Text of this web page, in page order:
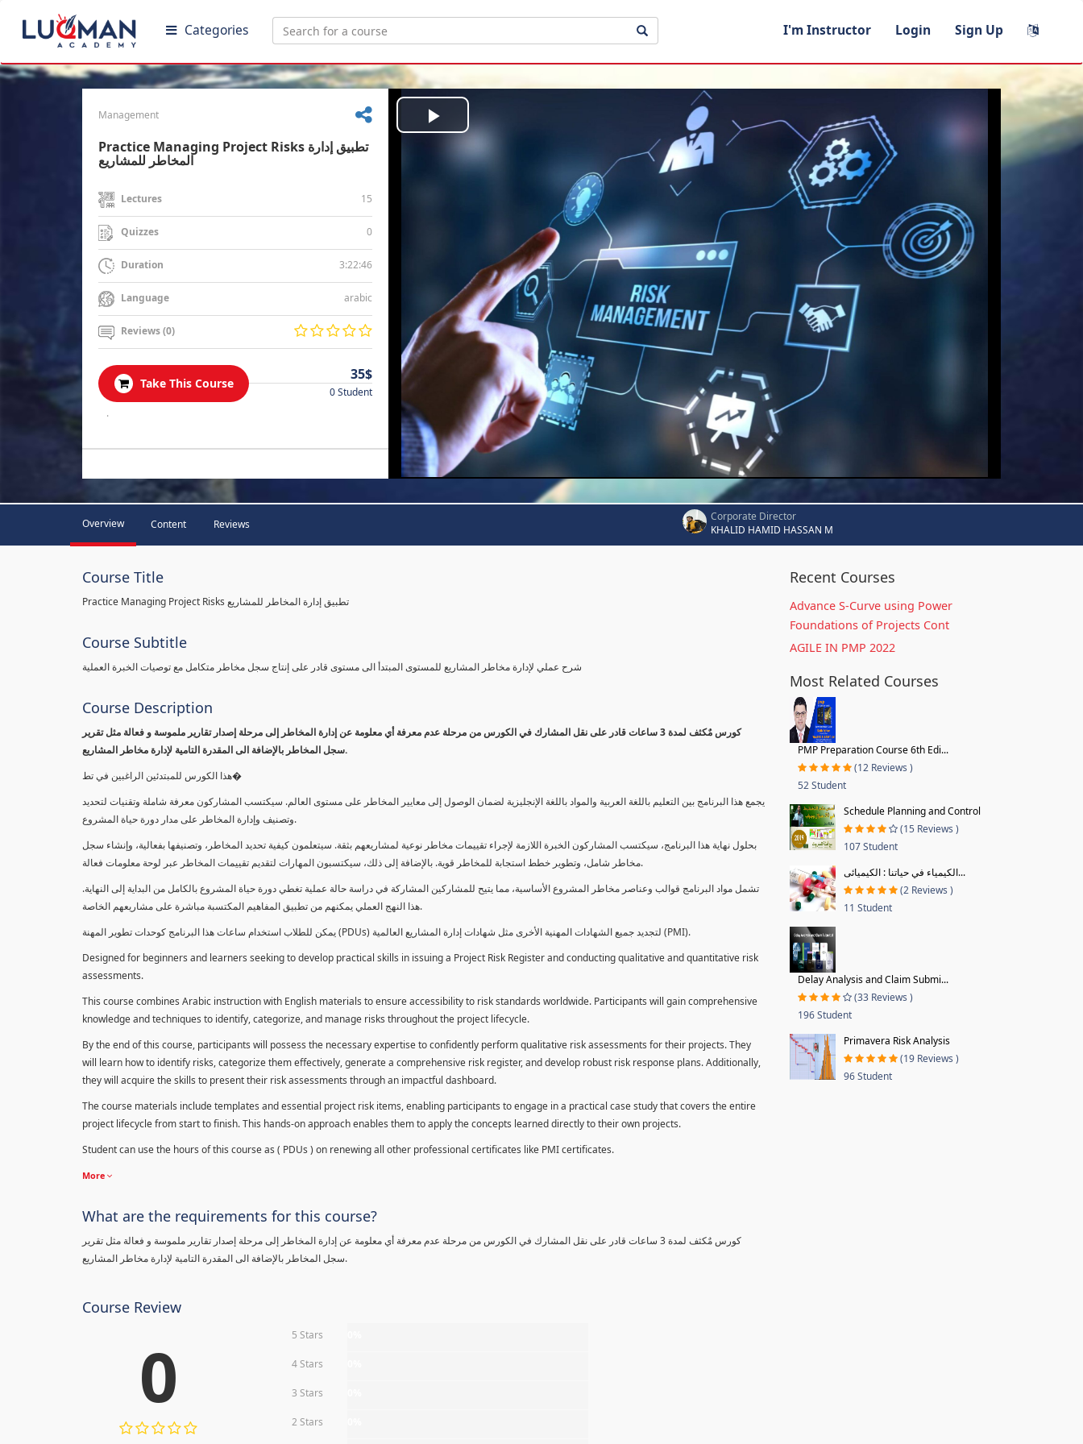
Categories I'm Instructor Login Sign Up
Management
Practice Managing Project Risks تطبيق إدارة
المخاطر للمشاريع
Lectures 15
Quizzes 0
Duration 3:22:46
Language arabic
Reviews (0)
Take This Course
35$
0 Student
.
Play
Video
Overview Content Reviews
Corporate Director
KHALID HAMID HASSAN M
Course Title
Practice Managing Project Risks تطبيق إدارة المخاطر للمشاريع
Course Subtitle
شرح عملي لإدارة مخاطر المشاريع للمستوى المبتدأ الى مستوى قادر على إنتاج سجل مخاطر متكامل مع توصيات الخبرة العملية
Course Description
كورس مٌكثف لمدة 3 ساعات قادر على نقل المشارك في الكورس من مرحلة عدم معرفة أي معلومة عن إدارة المخاطر إلى مرحلة إصدار تقارير ملموسة و فعالة مثل تقرير
سجل المخاطر بالإضافة الى المقدرة التامية لإدارة مخاطر المشاريع.
هذا الكورس للمبتدئين الراغبين في تط�
يجمع هذا البرنامج بين التعليم باللغة العربية والمواد باللغة الإنجليزية لضمان الوصول إلى معايير المخاطر على مستوى العالم. سيكتسب المشاركون معرفة شاملة وتقنيات لتحديد
وتصنيف وإدارة المخاطر على مدار دورة حياة المشروع.
بحلول نهاية هذا البرنامج، سيكتسب المشاركون الخبرة اللازمة لإجراء تقييمات مخاطر نوعية لمشاريعهم بثقة. سيتعلمون كيفية تحديد المخاطر، وتصنيفها بفعالية، وإنشاء سجل
مخاطر شامل، وتطوير خطط استجابة للمخاطر قوية. بالإضافة إلى ذلك، سيكتسبون المهارات لتقديم تقييمات المخاطر عبر لوحة معلومات فعالة.
تشمل مواد البرنامج قوالب وعناصر مخاطر المشروع الأساسية، مما يتيح للمشاركين المشاركة في دراسة حالة عملية تغطي دورة حياة المشروع بالكامل من البداية إلى النهاية.
هذا النهج العملي يمكنهم من تطبيق المفاهيم المكتسبة مباشرة على مشاريعهم الخاصة.
يمكن للطلاب استخدام ساعات هذا البرنامج كوحدات تطوير المهنة (PDUs) لتجديد جميع الشهادات المهنية الأخرى مثل شهادات إدارة المشاريع العالمية (PMI).
Designed for beginners and learners seeking to develop practical skills in issuing a Project Risk Register and conducting qualitative and quantitative risk
assessments.
This course combines Arabic instruction with English materials to ensure accessibility to risk standards worldwide. Participants will gain comprehensive
knowledge and techniques to identify, categorize, and manage risks throughout the project lifecycle.
By the end of this course, participants will possess the necessary expertise to confidently perform qualitative risk assessments for their projects. They
will learn how to identify risks, categorize them effectively, generate a comprehensive risk register, and develop robust risk response plans. Additionally,
they will acquire the skills to present their risk assessments through an impactful dashboard.
The course materials include templates and essential project risk items, enabling participants to engage in a practical case study that covers the entire
project lifecycle from start to finish. This hands-on approach enables them to apply the concepts learned directly to their own projects.
Student can use the hours of this course as ( PDUs ) on renewing all other professional certificates like PMI certificates.
More
What are the requirements for this course?
كورس مٌكثف لمدة 3 ساعات قادر على نقل المشارك في الكورس من مرحلة عدم معرفة أي معلومة عن إدارة المخاطر إلى مرحلة إصدار تقارير ملموسة و فعالة مثل تقرير
سجل المخاطر بالإضافة الى المقدرة التامية لإدارة مخاطر المشاريع.
Course Review
0 5 Stars
4 Stars
3 Stars
2 Stars
Recent Courses
Advance S-Curve using Power
Foundations of Projects Cont
AGILE IN PMP 2022
Most Related Courses
PMP Preparation Course 6th Edi...
(12 Reviews )
52 Student
Schedule Planning and Control
(15 Reviews )
107 Student
الكيمياء في حياتنا : الكيميائى...
(2 Reviews )
11 Student
Delay Analysis and Claim Submi...
(33 Reviews )
196 Student
Primavera Risk Analysis
(19 Reviews )
96 Student